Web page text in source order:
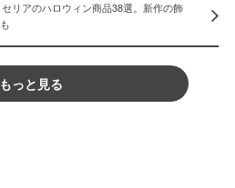
セリアのハロウィン商品38選。新作の飾
もっと見る